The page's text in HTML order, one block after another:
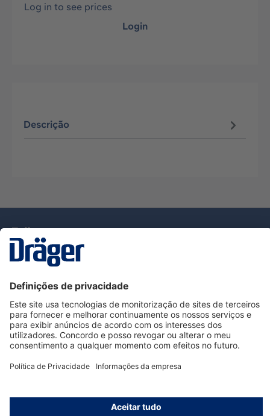
Log in to see prices
Login
Descrição
Serviço de Apoio ao Cliente Dräger
Utilização da loja
Informações
© Dräger Portugal, Lda, 2024